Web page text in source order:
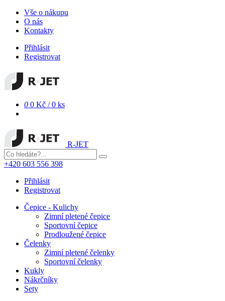
Vše o nákupu
O nás
Kontakty
Přihlásit
Registrovat
0 0 Kč /0 ks
R-JET
+420 603 556 398
Přihlásit
Registrovat
Čepice - Kulichy
Zimní pletené čepice
Sportovní čepice
Prodloužené čepice
Čelenky
Zimní pletené čelenky
Sportovní čelenky
Kukly
Nákrčníky
Sety